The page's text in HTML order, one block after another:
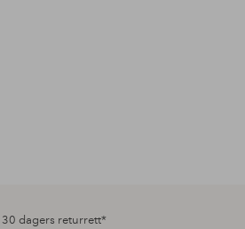
30 dagers returrett*